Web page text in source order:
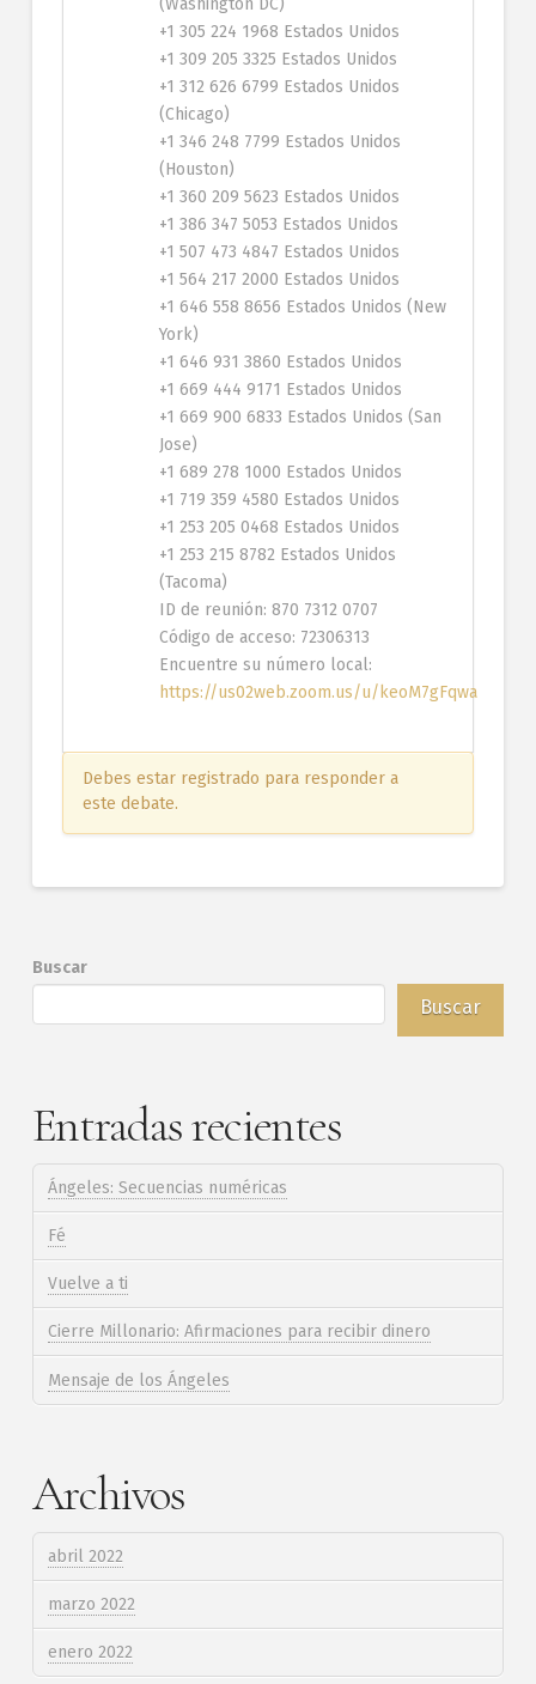
(Washington DC)
+1 305 224 1968 Estados Unidos
+1 309 205 3325 Estados Unidos
+1 312 626 6799 Estados Unidos
(Chicago)
+1 346 248 7799 Estados Unidos
(Houston)
+1 360 209 5623 Estados Unidos
+1 386 347 5053 Estados Unidos
+1 507 473 4847 Estados Unidos
+1 564 217 2000 Estados Unidos
+1 646 558 8656 Estados Unidos (New
York)
+1 646 931 3860 Estados Unidos
+1 669 444 9171 Estados Unidos
+1 669 900 6833 Estados Unidos (San
Jose)
+1 689 278 1000 Estados Unidos
+1 719 359 4580 Estados Unidos
+1 253 205 0468 Estados Unidos
+1 253 215 8782 Estados Unidos
(Tacoma)
ID de reunión: 870 7312 0707
Código de acceso: 72306313
Encuentre su número local:
https://us02web.zoom.us/u/keoM7gFqwa
Debes estar registrado para responder a
este debate.
Buscar
Buscar
Entradas recientes
Ángeles: Secuencias numéricas
Fé
Vuelve a ti
Cierre Millonario: Afirmaciones para recibir dinero
Mensaje de los Ángeles
Archivos
abril 2022
marzo 2022
enero 2022